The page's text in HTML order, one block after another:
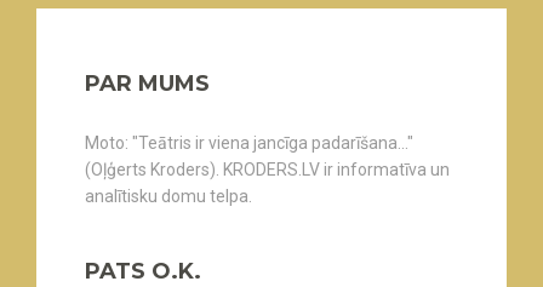
PAR MUMS
Moto: "Teātris ir viena jancīga padarīšana..."
(Oļģerts Kroders). KRODERS.LV ir informatīva un
analītisku domu telpa.
PATS O.K.